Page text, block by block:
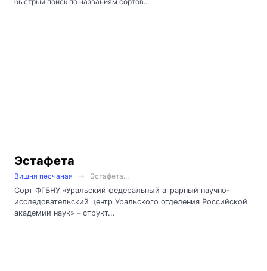
Эстафета
Вишня песчаная
Эстафета...
Сорт ФГБНУ «Уральский федеральный аграрный научно-
исследовательский центр Уральского отделения Российской
академии наук» – структ...